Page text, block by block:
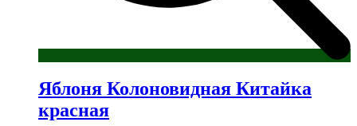
Яблоня Колоновидная Китайка
красная